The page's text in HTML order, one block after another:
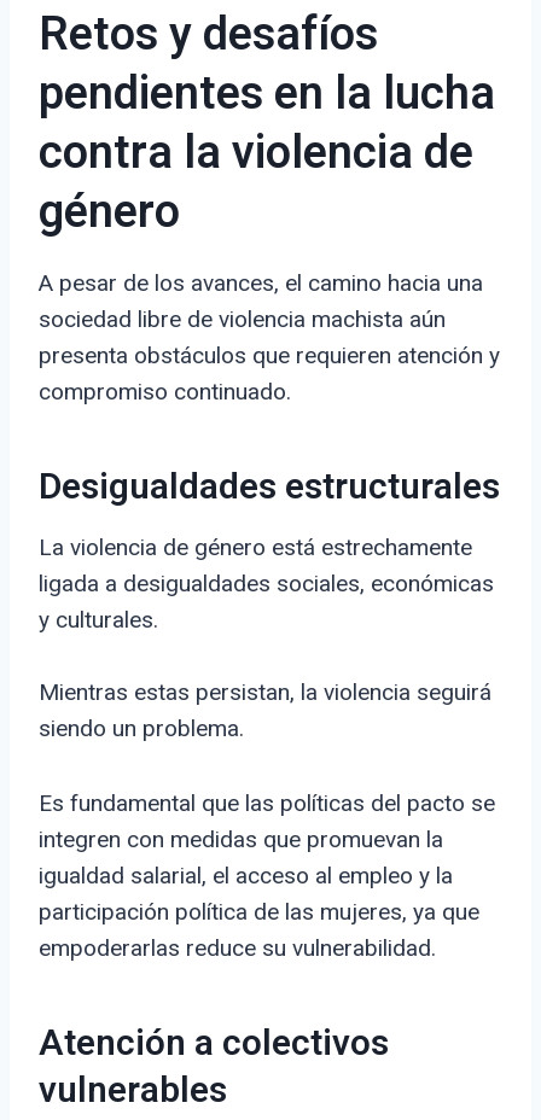
Retos y desafíos
pendientes en la lucha
contra la violencia de
género
A pesar de los avances, el camino hacia una
sociedad libre de violencia machista aún
presenta obstáculos que requieren atención y
compromiso continuado.
Desigualdades estructurales
La violencia de género está estrechamente
ligada a desigualdades sociales, económicas
y culturales.
Mientras estas persistan, la violencia seguirá
siendo un problema.
Es fundamental que las políticas del pacto se
integren con medidas que promuevan la
igualdad salarial, el acceso al empleo y la
participación política de las mujeres, ya que
empoderarlas reduce su vulnerabilidad.
Atención a colectivos
vulnerables